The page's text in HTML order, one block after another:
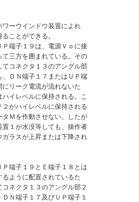
ーウインドウ装置によれ
ことができる。
Ｐ端子１９は、電源Ｖｏに接
三方を囲まれている。その
コネクタ１３のアングル部
、ＤＮ端子１７またはＵＰ端
リーク電流が流れないた
イレベルに保持される。こ
がハイレベルに保持される
Ｍを作動させない。したが
置１が水没等しても、操作者
ラスが上昇または下降され
Ｐ端子１９とＥ端子１８とは
るように配置されているた
ネクタ１３のアングル部２
Ｎ端子１７及びＵＰ端子１